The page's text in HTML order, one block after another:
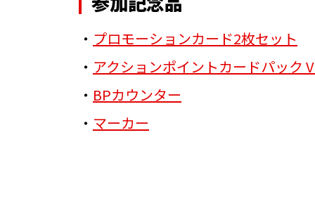
・ プロモーションカード2枚セット
・ アクションポイントカードパック
・ BPカウンター
・ マーカー